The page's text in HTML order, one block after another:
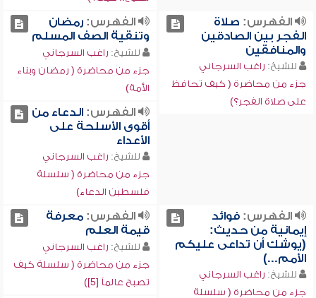
الفهرس: صلاة
الفجر بين الصادقين
والمنافقين
للشيخ: راغب السرجاني
جزء من محاضرة ( كيف تحافظ
على صلاة الفجر؟)
الفهرس:رمضان
وتنقية الصف المسلم
للشيخ: راغب السرجاني
جزء من محاضرة ( رمضان وبناء
الأمة)
الفهرس:الدعاء من
أقوى الأسلحة على
الأعداء
للشيخ: راغب السرجاني
جزء من محاضرة ( سلسلة
فلسطين الدعاء)
الفهرس:فوائد
إيمانية من حديث:
(يوشك أن تداعى عليكم
الأمم...)
للشيخ: راغب السرجاني
جزء من محاضرة ( سلسلة
الفهرس:معرفة
قيمة العلم
للشيخ: راغب السرجاني
جزء من محاضرة ( سلسلة كيف
تصبح عالماً [5])